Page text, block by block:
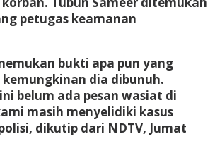
petugas keamanan
bukti apa pun yang
dia dibunuh.
belum ada pesan wasiat di
masih menyelidiki kasus
dikutip dari NDTV, Jumat